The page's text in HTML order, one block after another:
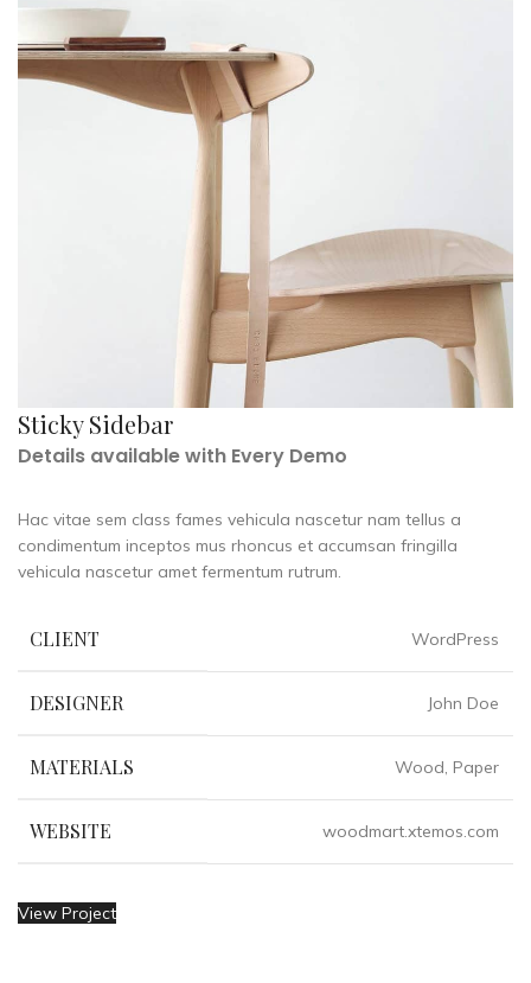
Sticky Sidebar
Details available with Every Demo
Hac vitae sem class fames vehicula nascetur nam tellus a
condimentum inceptos mus rhoncus et accumsan fringilla
vehicula nascetur amet fermentum rutrum.
CLIENT WordPress
DESIGNER John Doe
MATERIALS Wood, Paper
WEBSITE woodmart.xtemos.com
View Project